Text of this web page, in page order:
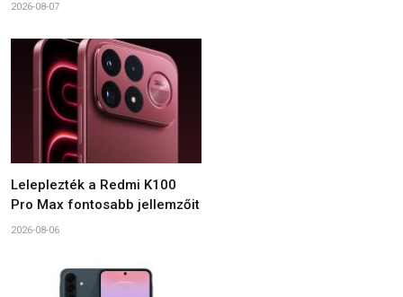
2026-08-07
Leleplezték a Redmi K100
Pro Max fontosabb jellemzőit
2026-08-06